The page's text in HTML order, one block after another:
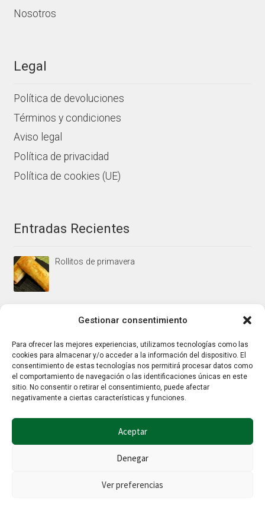
Gestionar consentimiento
Para ofrecer las mejores experiencias, utilizamos tecnologías como las
cookies para almacenar y/o acceder a la información del dispositivo. El
consentimiento de estas tecnologías nos permitirá procesar datos como
el comportamiento de navegación o las identificaciones únicas en este
sitio. No consentir o retirar el consentimiento, puede afectar
negativamente a ciertas características y funciones.
Aceptar
Denegar
Ver preferencias
Nosotros
Legal
Política de devoluciones
Términos y condiciones
Aviso legal
Política de privacidad
Política de cookies (UE)
Entradas Recientes
Rollitos de primavera
Jamoncitos de pollo en salsa de almendras
© Hierbalia 2026
Política de privacidady losTérminos y condiciones